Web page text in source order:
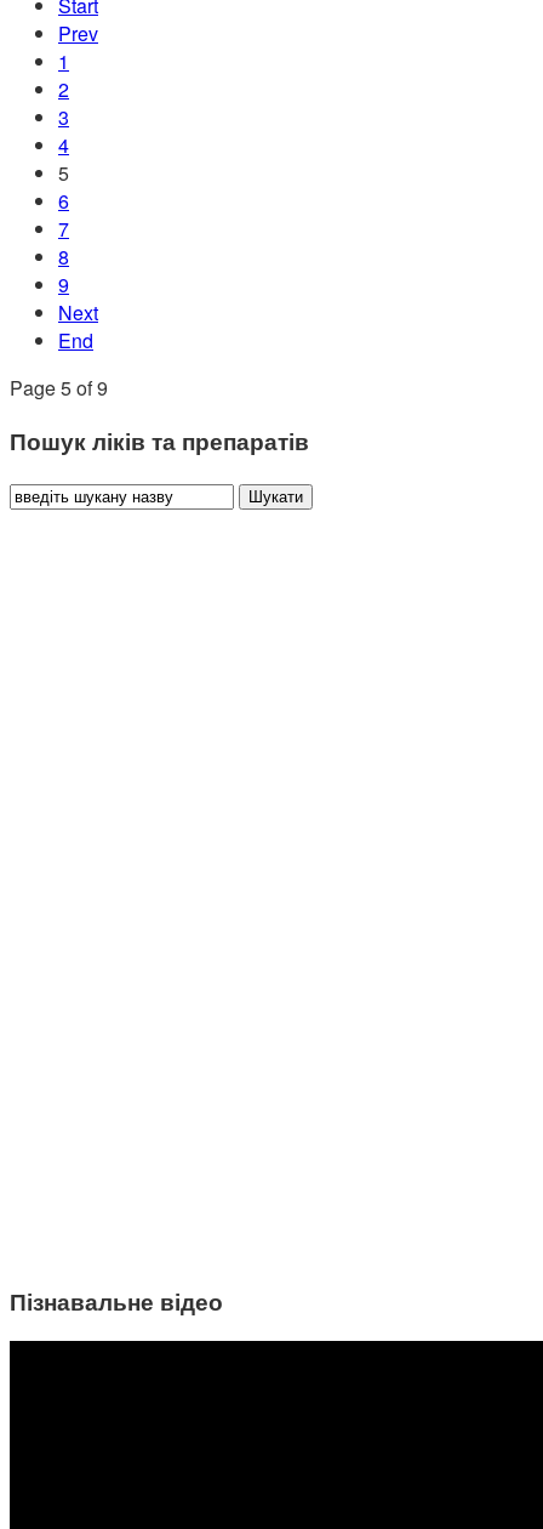
Prev
1
2
3
4
5
6
7
8
9
Next
End
Page 5 of 9
Пошук ліків та препаратів
Пізнавальне відео